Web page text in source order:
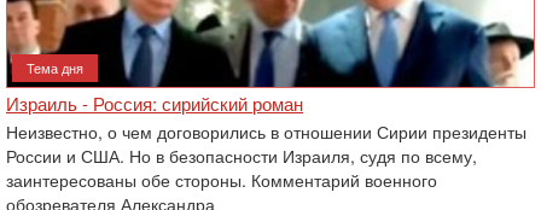
Тема дня
Израиль - Россия: сирийский роман
Неизвестно, о чем договорились в отношении Сирии президенты
России и США. Но в безопасности Израиля, судя по всему,
заинтересованы ‎обе стороны. Комментарий военного
обозревателя Александра